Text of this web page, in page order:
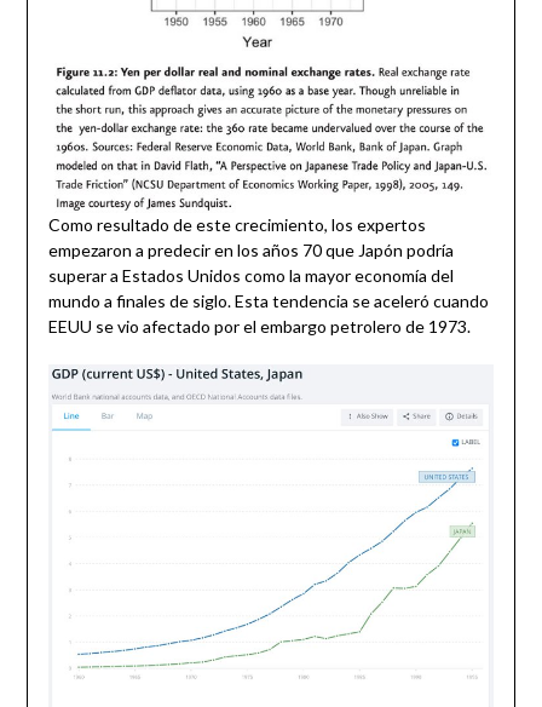
Como resultado de este crecimiento, los expertos
empezaron a predecir en los años 70 que Japón podría
superar a Estados Unidos como la mayor economía del
mundo a finales de siglo. Esta tendencia se aceleró cuando
EEUU se vio afectado por el embargo petrolero de 1973.